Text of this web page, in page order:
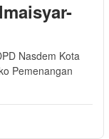
Nasdem Kota
Pemenangan